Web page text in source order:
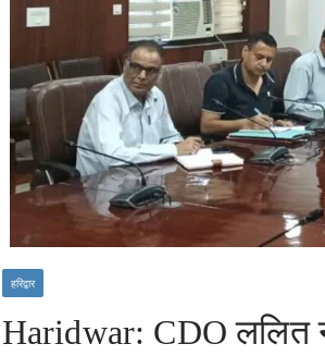
हरिद्वार
Haridwar: CDO ललित